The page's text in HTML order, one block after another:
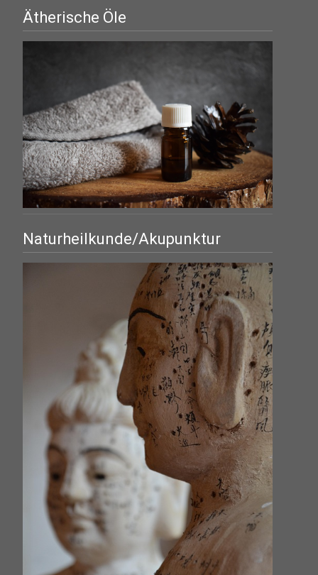
Ätherische Öle
Naturheilkunde/Akupunktur